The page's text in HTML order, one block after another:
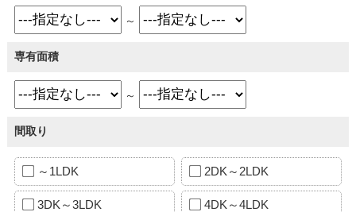
～
専有面積
～
間取り
～1LDK 2DK～2LDK
3DK～3LDK 4DK～4LDK